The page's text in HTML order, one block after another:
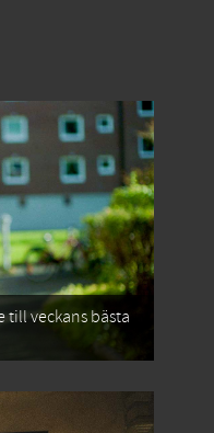
till veckans bästa